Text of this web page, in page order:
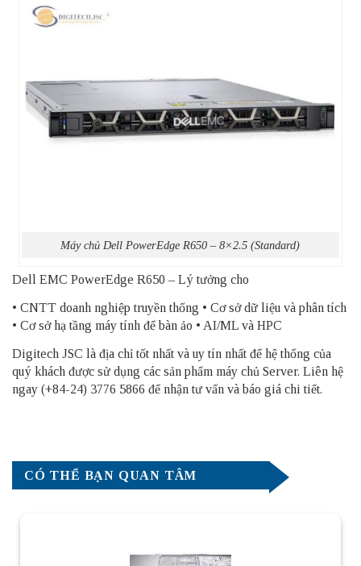
Máy chủ Dell PowerEdge R650 – 8×2.5 (Standard)
Dell EMC PowerEdge R650 – Lý tưởng cho
• CNTT doanh nghiệp truyền thống • Cơ sở dữ liệu và phân tích
• Cơ sở hạ tầng máy tính để bàn ảo • AI/ML và HPC
Digitech JSC là địa chỉ tốt nhất và uy tín nhất để hệ thống của
quý khách được sử dụng các sản phẩm máy chủ Server. Liên hệ
ngay (+84-24) 3776 5866 để nhận tư vấn và báo giá chi tiết.
CÓ THỂ BẠN QUAN TÂM